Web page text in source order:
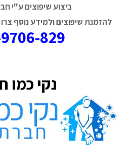
ביצוע שיפוצים ע"י
להזמנת שיפוצים ולמידע נוסף
829
נקי כמו